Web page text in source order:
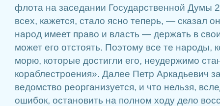
флота на заседании Государственной Думы
всех, кажется, стало ясно теперь, — сказал
народ имеет право и власть — держать в
может его отстоять. Поэтому все те народы,
морю, которые достигли его, неудержимо
кораблестроения». Далее Петр Аркадьевич
ведомство реорганизуется, и что нельзя,
ошибок, остановить на полном ходу дело